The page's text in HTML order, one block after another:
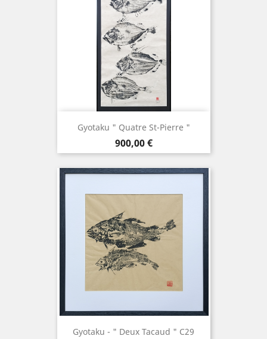
Gyotaku " Quatre St-Pierre "
Prix
900,00 €
Gyotaku - " Deux Tacaud " C29